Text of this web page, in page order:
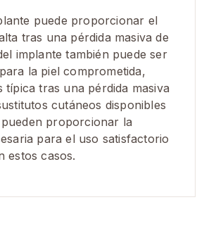
puede proporcionar el
tras una pérdida masiva de
implante también puede ser
la piel comprometida,
típica tras una pérdida masiva
cutáneos disponibles
proporcionar la
para el uso satisfactorio
estos casos.